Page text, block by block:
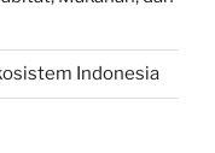
Indonesia